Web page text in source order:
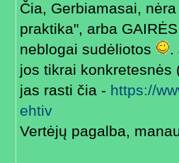
Čia, Gerbiamasai,
praktika", arba
neblogai sudėliotos
.
jos tikrai konkretesnės
jas rasti čia - https://
ehtiv
Vertėjų pagalba,